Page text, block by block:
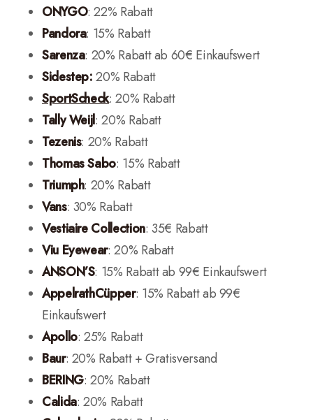
ONYGO: 22% Rabatt
Pandora: 15% Rabatt
Sarenza: 20% Rabatt ab 60€ Einkaufswert
Sidestep:20% Rabatt
SportScheck: 20% Rabatt
Tally Weijl: 20% Rabatt
Tezenis: 20% Rabatt
Thomas Sabo: 15% Rabatt
Triumph: 20% Rabatt
Vans: 30% Rabatt
Vestiaire Collection: 35€ Rabatt
Viu Eyewear: 20% Rabatt
ANSON’S: 15% Rabatt ab 99€ Einkaufswert
AppelrathCüpper: 15% Rabatt ab 99€
Einkaufswert
Apollo: 25% Rabatt
Baur: 20% Rabatt + Gratisversand
BERING: 20% Rabatt
Calida: 20% Rabatt